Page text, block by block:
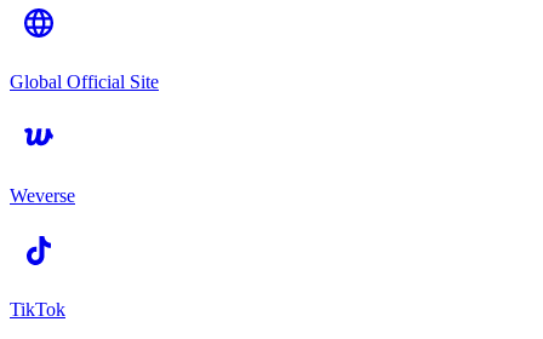
Global Official Site
Weverse
TikTok